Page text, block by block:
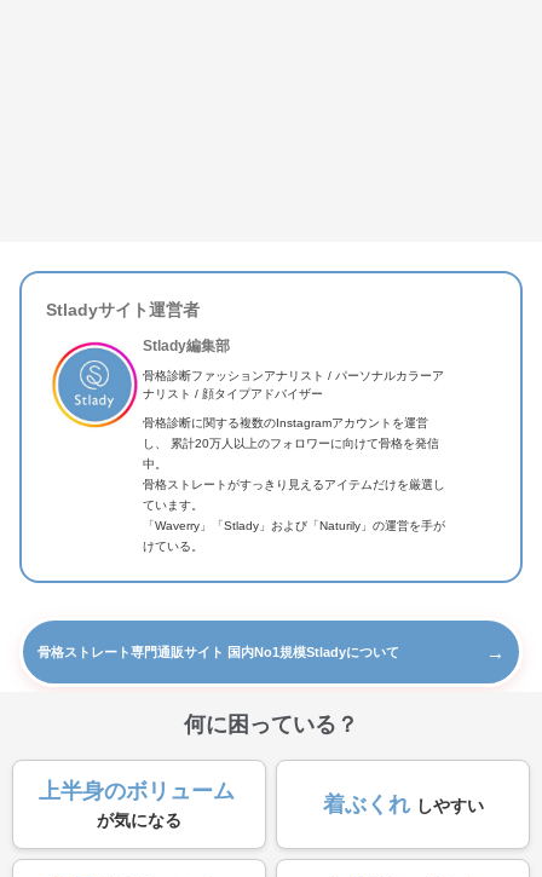
Stladyサイト運営者
Stlady編集部
骨格診断ファッションアナリスト / パーソナルカラーア
ナリスト / 顔タイプアドバイザー
骨格診断に関する複数のInstagramアカウントを運営
し、 累計20万人以上のフォロワーに向けて骨格を発信
中。
骨格ストレートがすっきり見えるアイテムだけを厳選し
ています。
「Waverry」「Stlady」および「Naturily」の運営を手が
けている。
骨格ストレート専門通販サイト 国内No1規模Stladyについて →
何に困っている？
上半身のボリューム
が気になる
着ぶくれ しやすい